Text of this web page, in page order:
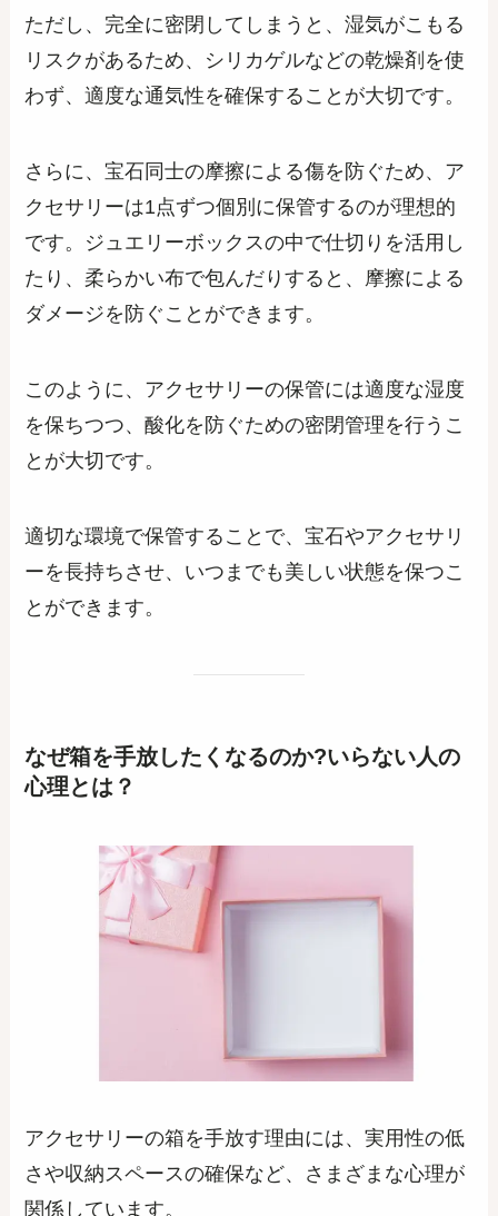
ただし、完全に密閉してしまうと、湿気がこもる
リスクがあるため、シリカゲルなどの乾燥剤を使
わず、適度な通気性を確保することが大切です。
さらに、宝石同士の摩擦による傷を防ぐため、ア
クセサリーは1点ずつ個別に保管するのが理想的
です。ジュエリーボックスの中で仕切りを活用し
たり、柔らかい布で包んだりすると、摩擦による
ダメージを防ぐことができます。
このように、アクセサリーの保管には適度な湿度
を保ちつつ、酸化を防ぐための密閉管理を行うこ
とが大切です。
適切な環境で保管することで、宝石やアクセサリ
ーを長持ちさせ、いつまでも美しい状態を保つこ
とができます。
なぜ箱を手放したくなるのか?いらない人の
心理とは？
アクセサリーの箱を手放す理由には、実用性の低
さや収納スペースの確保など、さまざまな心理が
関係しています。